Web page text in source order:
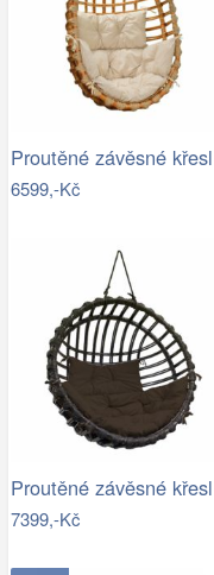
6599,-Kč
7399,-Kč